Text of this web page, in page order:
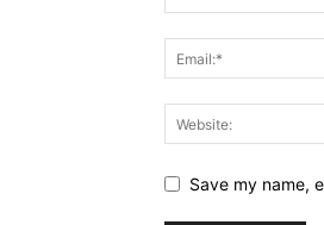
Save my name,